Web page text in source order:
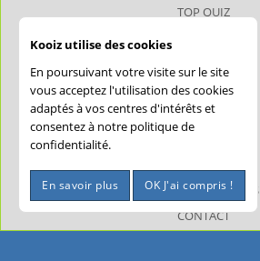
TOP QUIZ
JOKERQUIZ
AIDE
CONFIDENTIALITÉ
MENTIONS LÉGALES
CONTACT
Kooiz utilise des cookies
En poursuivant votre visite sur le site
vous acceptez l'utilisation des cookies
adaptés à vos centres d'intérêts et
consentez à notre politique de
confidentialité.
En savoir plus OK J'ai compris !